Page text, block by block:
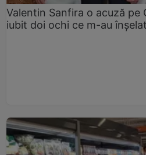
Valentin Sanfira o acuză pe
iubit doi ochi ce m-au